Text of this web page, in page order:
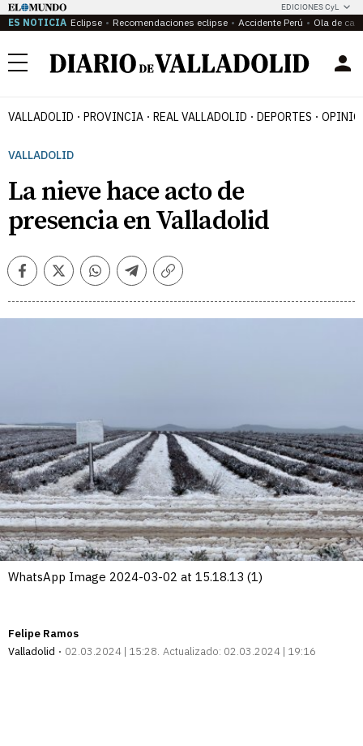
EDICIONES CyL
ES NOTICIA Eclipse Recomendaciones eclipse Accidente Perú Ola de
Menú
VALLADOLID PROVINCIA REAL VALLADOLID DEPORTES
VALLADOLID
La nieve hace acto de
presencia en Valladolid
FacebookTwitterWhatsappTelegramCopiar
WhatsApp Image 2024-03-02 at 15.18.13 (1)
Felipe Ramos
Valladolid
02.03.2024 | 15:28 Actualizado: 02.03.2024 | 19:16